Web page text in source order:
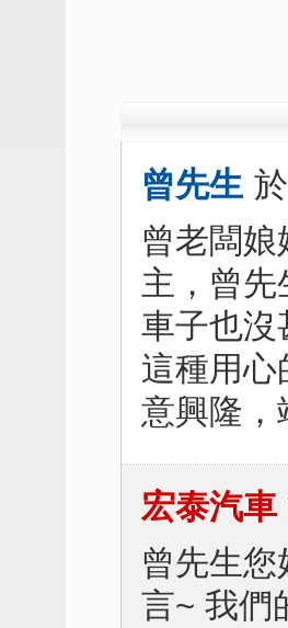
曾先生 於
曾老闆
主，曾
車子也沒
這種用
意興隆，
宏泰汽車
曾先生
言~ 我們